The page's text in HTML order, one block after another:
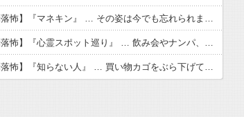
【洒落怖】『マネキン』 … その姿は今でも忘れられません こちらをまっすぐ見つめているようでした
【洒落怖】『心霊スポット巡り』 … 飲み会やナンパ、心霊スポットに凸する位しかない退屈な街だ
【洒落怖】『知らない人』 … 買い物カゴをぶら下げてうろうろしていると、急に手をつかまれ